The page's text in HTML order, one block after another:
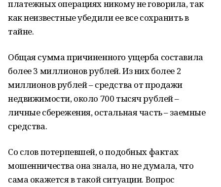
платежных операциях никому не говорила, так
как неизвестные убедили ее все сохранить в
тайне.
Общая сумма причиненного ущерба составила
более 3 миллионов рублей. Из них более 2
миллионов рублей – средства от продажи
недвижимости, около 700 тысяч рублей –
личные сбережения, остальная часть – заемные
средства.
Со слов потерпевшей, о подобных фактах
мошенничества она знала, но не думала, что
сама окажется в такой ситуации. Вопрос